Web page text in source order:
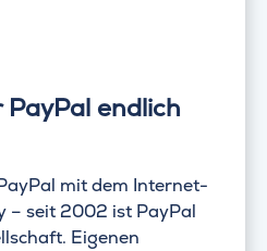
endlich
mit dem Internet-
– seit 2002 ist PayPal
Eigenen